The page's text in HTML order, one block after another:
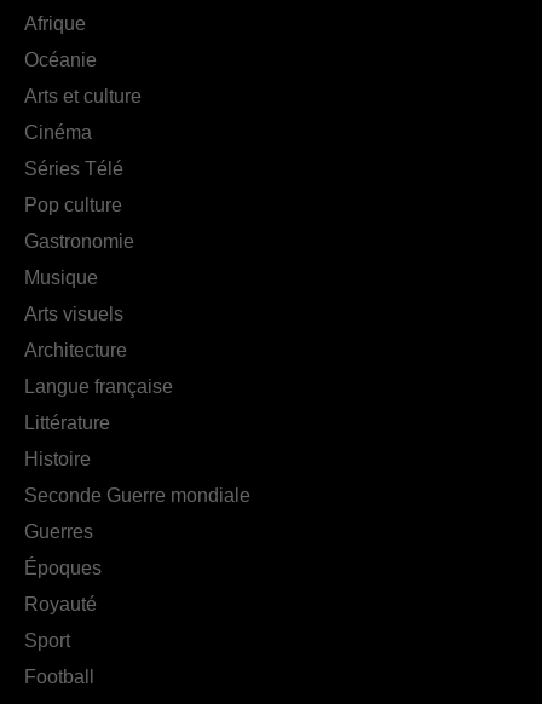
Afrique
Océanie
Arts et culture
Cinéma
Séries Télé
Pop culture
Gastronomie
Musique
Arts visuels
Architecture
Langue française
Littérature
Histoire
Seconde Guerre mondiale
Guerres
Époques
Royauté
Sport
Football